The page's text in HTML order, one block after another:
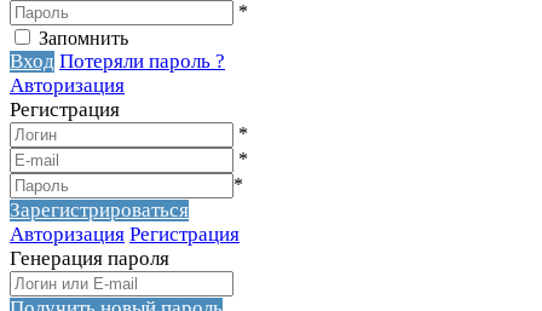
*
Запомнить
Вход Потеряли пароль ?
Авторизация
Регистрация
*
*
*
Зарегистрироваться
Авторизация Регистрация
Генерация пароля